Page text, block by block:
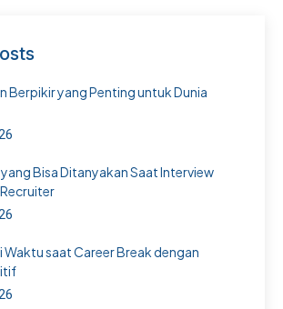
Berpikir yang Penting untuk Dunia
Bisa Ditanyakan Saat Interview
Waktu saat Career Break dengan